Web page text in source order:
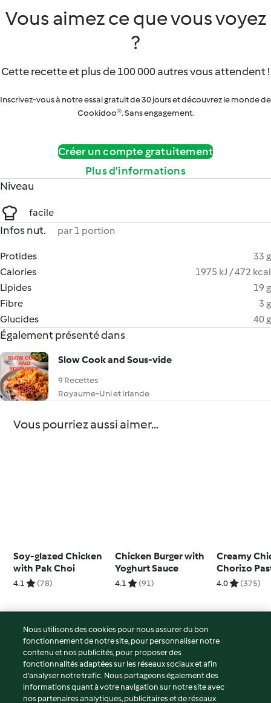
Vous aimez ce que vous voyez
?
Cette recette et plus de 100 000 autres vous attendent !
Inscrivez-vous à notre essai gratuit de 30 jours et découvrez le monde de
Cookidoo®. Sans engagement.
Créer un compte gratuitement
Plus d’informations
Niveau
facile
Infos nut. par 1 portion
Protides
33 g
Calories
1975 kJ / 472 kcal
Lipides
19 g
Fibre
3 g
Glucides
40 g
Également présenté dans
Slow Cook and Sous-vide
9 Recettes
Royaume-Uni et Irlande
Vous pourriez aussi aimer...
Soy-glazed Chicken
with Pak Choi
4.1 (78)
Chicken Burger with
Yoghurt Sauce
4.1 (91)
Creamy
Chorizo
4.0 (375)
© Copyright 2026
Conditions d'utilisation
Politique de confidentialité
Non-responsabilité
Nous utilisons des cookies pour nous assurer du bon
fonctionnement de notre site, pour personnaliser notre
contenu et nos publicités, pour proposer des
fonctionnalités adaptées sur les réseaux sociaux et afin
d’analyser notre trafic. Nous partageons également des
informations quant à votre navigation sur notre site avec
nos partenaires analytiques, publicitaires et de réseaux